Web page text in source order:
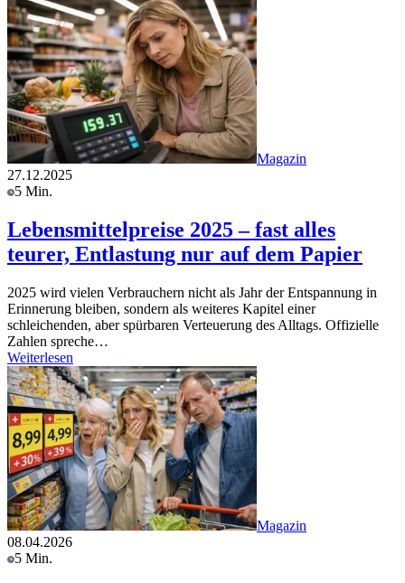
Magazin
27.12.2025
5 Min.
Lebensmittelpreise 2025 – fast alles
teurer, Entlastung nur auf dem Papier
2025 wird vielen Verbrauchern nicht als Jahr der Entspannung in
Erinnerung bleiben, sondern als weiteres Kapitel einer
schleichenden, aber spürbaren Verteuerung des Alltags. Offizielle
Zahlen spreche…
Weiterlesen
Magazin
08.04.2026
5 Min.